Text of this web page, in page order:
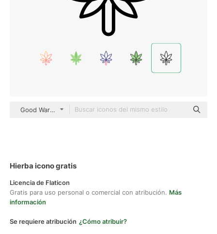
Good Ware Lineal
Hierba icono gratis
Licencia de Flaticon
Gratis para uso personal o comercial con atribución. Más
información
Se requiere atribución ¿Cómo atribuir?